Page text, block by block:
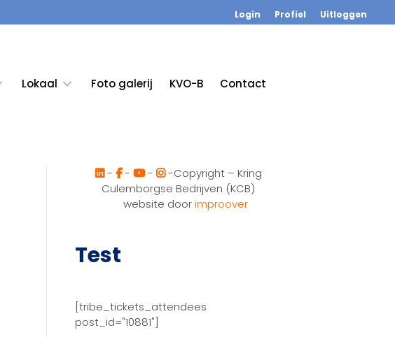
Login Profiel Uitloggen
Lokaal Foto galerij KVO-B Contact
- - -
-Copyright – Kring
Culemborgse Bedrijven (KCB)
website doorimproover
Test
[tribe_tickets_attendees
post_id="10881"]